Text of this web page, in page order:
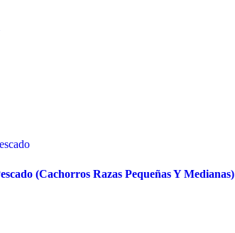
(Cachorros Razas Pequeñas Y Medianas)